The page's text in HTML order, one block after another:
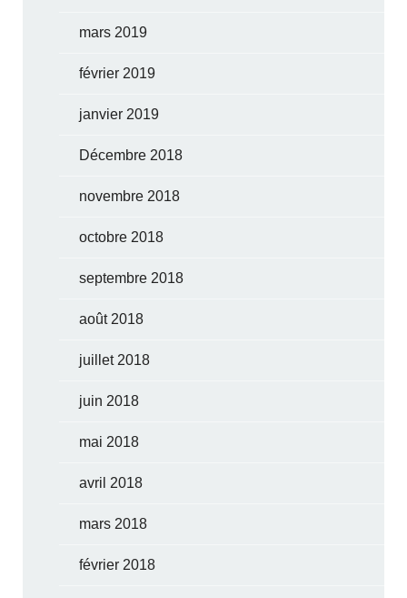
mars 2019
février 2019
janvier 2019
Décembre 2018
novembre 2018
octobre 2018
septembre 2018
août 2018
juillet 2018
juin 2018
mai 2018
avril 2018
mars 2018
février 2018